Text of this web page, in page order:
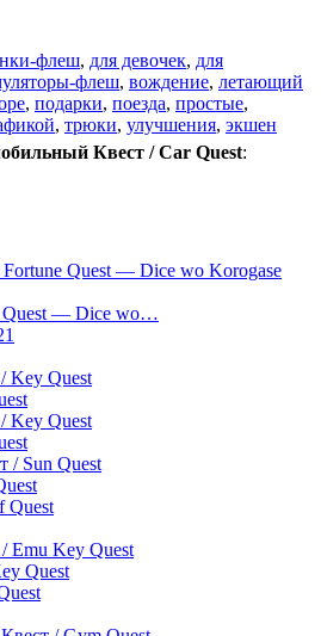
флеш, для девочек, для
флеш, вождение, летающий
, подарки, поезда, простые,
, трюки, улучшения, экшен
Квест / Car Quest:
Quest — Dice wo…
Quest